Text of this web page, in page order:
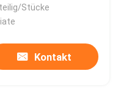
Stücke
Kontakt